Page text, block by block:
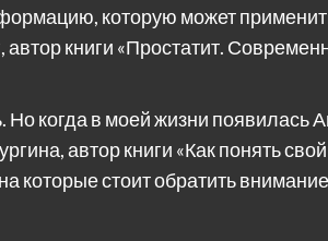
которую может
книги «Простатит.
когда в моей жизни появилась
автор книги «Как понять
которые стоит обратить